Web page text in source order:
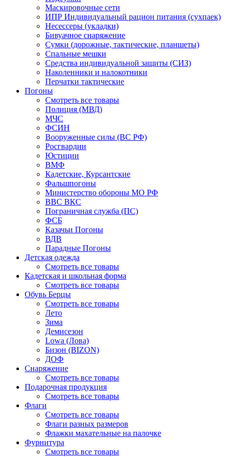
Маскировочные сети
ИПР Индивидуальный рацион питания (сухпаек)
Несессеры (укладки)
Бивуачное снаряжение
Сумки (дорожные, тактические, планшеты)
Спальные мешки
Средства индивидуальной защиты (СИЗ)
Наколенники и налокотники
Перчатки тактические
Погоны
Смотреть все товары
Полиция (МВД)
МЧС
ФСИН
Вооруженные силы (ВС РФ)
Росгвардии
Юстиции
ВМФ
Кадетские, Курсантские
Фальшпогоны
Министерство обороны МО РФ
ВВС ВКС
Пограничная служба (ПС)
ФСБ
Казачьи Погоны
ВДВ
Парадные Погоны
Детская одежда
Смотреть все товары
Кадетская и школьная форма
Смотреть все товары
Обувь Берцы
Смотреть все товары
Лето
Зима
Демисезон
Lowa (Лова)
Бизон (BIZON)
ДОФ
Снаряжение
Смотреть все товары
Подарочная продукция
Смотреть все товары
Флаги
Смотреть все товары
Флаги разных размеров
Флажки махательные на палочке
Фурнитура
Смотреть все товары